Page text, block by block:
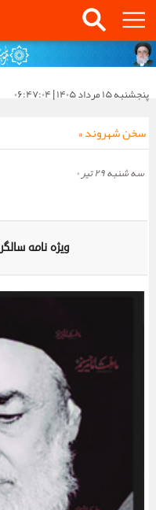
پنجشنبه ۱۵ مرداد ۱۴۰۵ | ۰۶:۴۷:۰۴
سخن شهروند»
سه شنبه ۲۹ تیر ۰
ویژه نامه